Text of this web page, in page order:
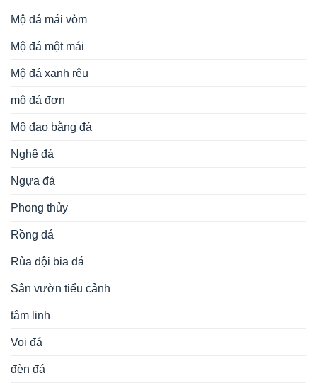
Mộ đá mái vòm
Mộ đá một mái
Mộ đá xanh rêu
mộ đá đơn
Mộ đạo bằng đá
Nghê đá
Ngựa đá
Phong thủy
Rồng đá
Rùa đội bia đá
Sân vườn tiểu cảnh
tâm linh
Voi đá
đèn đá